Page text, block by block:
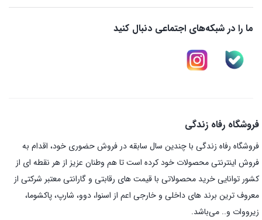
ما را در شبکه‌های اجتماعی دنبال کنید
فروشگاه رفاه زندگی
فروشگاه رفاه زندگی با چندین سال سابقه در فروش حضوری خود، اقدام به
فروش اینترنتی محصولات خود کرده است تا هم وطنان عزیز از هر نقطه ای از
کشور توانایی خرید محصولاتی با قیمت های رقابتی و گارانتی معتبر شرکتی از
معروف ترین برند های داخلی و خارجی اعم از اسنوا، دوو، شارپ، پاکشوما،
زیرووات و.. می‌باشد.